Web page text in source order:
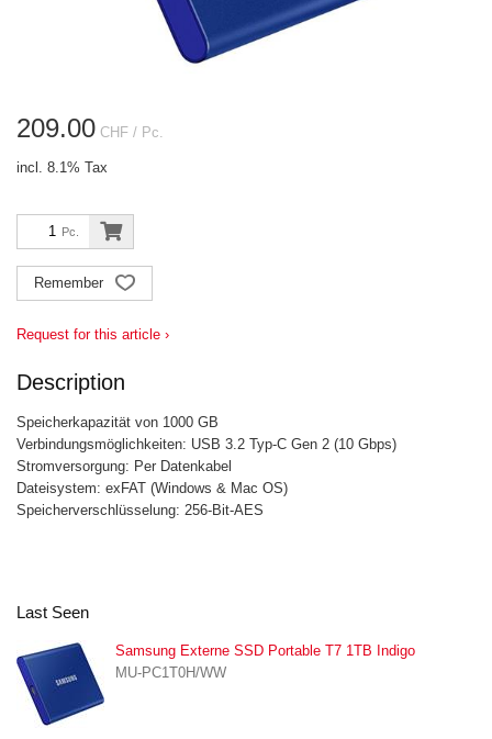
209.00 CHF / Pc.
incl. 8.1% Tax
Pc.
Remember
Request for this article ›
Description
Speicherkapazität von 1000 GB
Verbindungsmöglichkeiten: USB 3.2 Typ-C Gen 2 (10 Gbps)
Stromversorgung: Per Datenkabel
Dateisystem: exFAT (Windows & Mac OS)
Speicherverschlüsselung: 256-Bit-AES
Last Seen
Samsung Externe SSD Portable T7 1TB Indigo
MU-PC1T0H/WW